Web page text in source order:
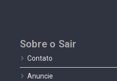
Sobre o Sair
Contato
Anuncie